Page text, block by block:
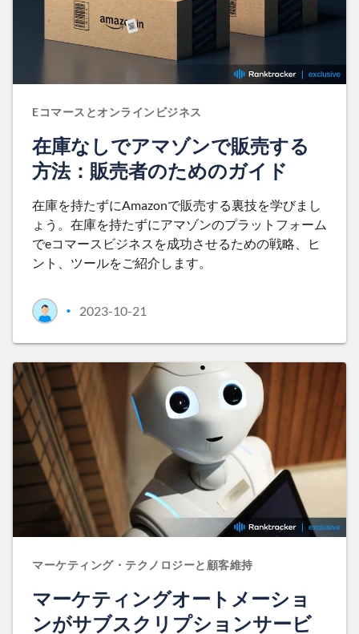
Eコマースとオンラインビジネス
在庫なしでアマゾンで販売する
方法：販売者のためのガイド
在庫を持たずにAmazonで販売する裏技を学びまし
ょう。在庫を持たずにアマゾンのプラットフォーム
でeコマースビジネスを成功させるための戦略、ヒ
ント、ツールをご紹介します。
• 2023-10-21
マーケティング・テクノロジーと顧客維持
マーケティングオートメーショ
ンがサブスクリプションサービ